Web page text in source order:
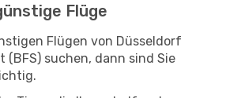
Flüge
Flügen von Düsseldorf
(BFS) suchen, dann sind Sie